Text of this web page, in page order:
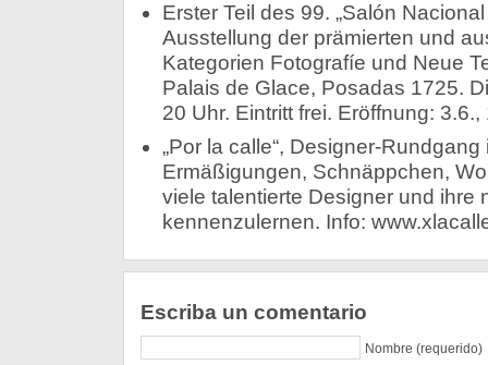
Erster Teil des 99. „Salón
Ausstellung der prämierten und
Kategorien Fotografíe und Neue
Palais de Glace, Posadas 1725.
20 Uhr. Eintritt frei. Eröffnung:
„Por la calle“, Designer-
Ermäßigungen, Schnäppchen,
viele talentierte Designer und ihre
kennenzulernen. Info:
Escriba un comentario
Nombre (requerido)